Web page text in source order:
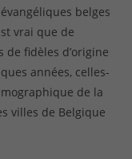
belges
vrai que de
de fidèles d’origine
années, celles-
de la
villes de Belgique